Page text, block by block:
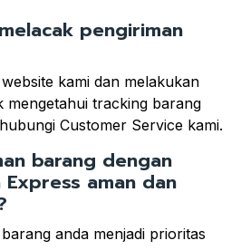
pengiriman
kami dan melakukan
mengetahui tracking barang
Customer Service kami.
barang dengan
aman dan
anda menjadi prioritas